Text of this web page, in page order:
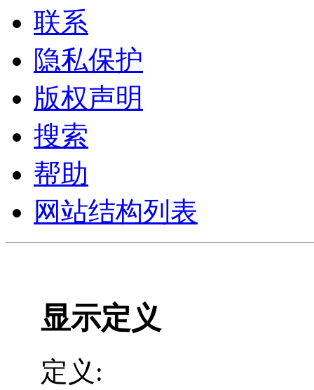
联系
隐私保护
版权声明
搜索
帮助
网站结构列表
显示定义
定义: